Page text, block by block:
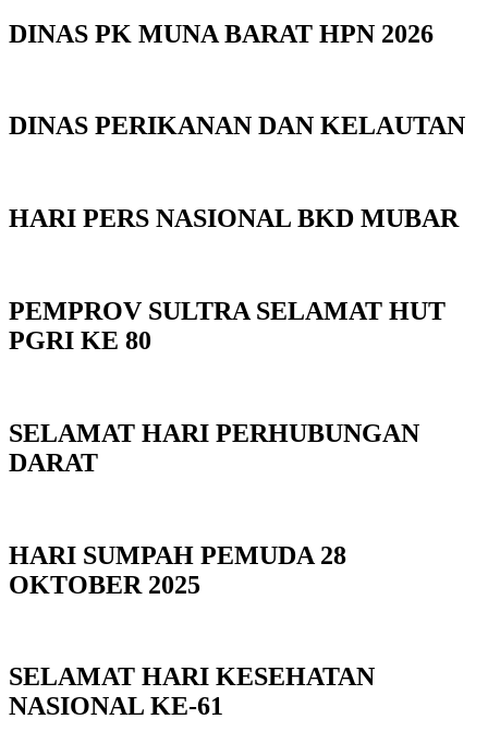
DINAS PK MUNA BARAT HPN 2026
DINAS PERIKANAN DAN KELAUTAN
HARI PERS NASIONAL BKD MUBAR
PEMPROV SULTRA SELAMAT HUT
PGRI KE 80
SELAMAT HARI PERHUBUNGAN
DARAT
HARI SUMPAH PEMUDA 28
OKTOBER 2025
SELAMAT HARI KESEHATAN
NASIONAL KE-61